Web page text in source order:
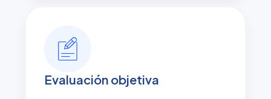
Evaluación objetiva